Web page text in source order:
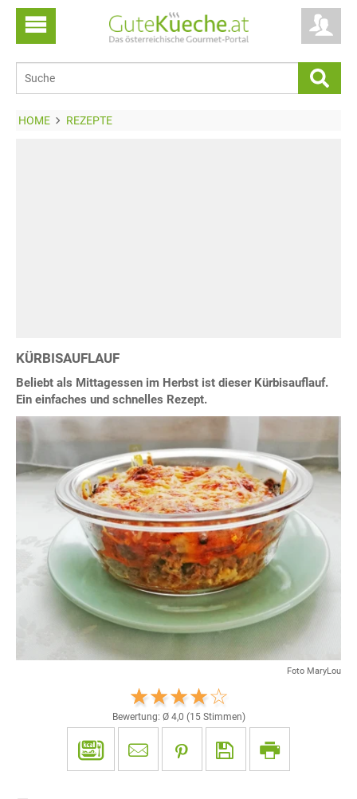
HOME REZEPTE
KÜRBISAUFLAUF
Beliebt als Mittagessen im Herbst ist dieser Kürbisauflauf.
Ein einfaches und schnelles Rezept.
Foto MaryLou
Bewertung: Ø 4,0 (15Stimmen)